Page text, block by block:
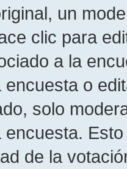
un
clic para
a la
encuesta o
solo
encuesta.
de la